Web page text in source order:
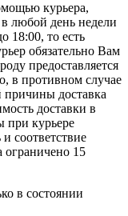
курьера,
любой день недели
18:00, то есть
обязательно Вам
предоставляется
в противном случае
причины доставка
доставки в
при курьере
соответствие
ограничено 15
в состоянии